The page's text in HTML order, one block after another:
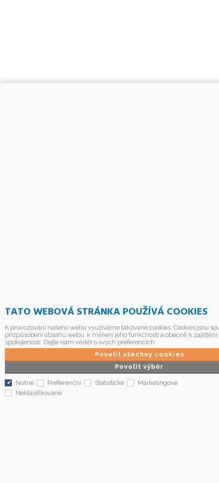
TATO WEBOVÁ STRÁNKA POUŽÍVÁ COOKIES
K provozování našeho webu využíváme takzvané cookies. Cookies jsou
přizpůsobení obsahu webu, k měření jeho funkčnosti a obecně k
spokojenosti. Dejte nám vědět o svých preferencích.
Povolit výběr
Povolit všechny cookies
Nutné Preferenční Statistické
Marketingové
Neklasifikované